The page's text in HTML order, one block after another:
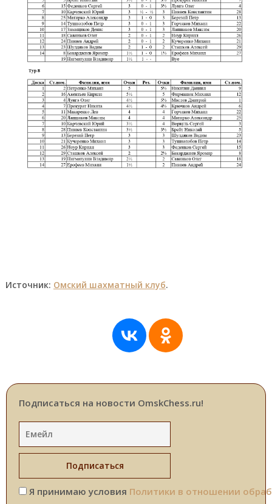
Источник: Омский шахматный клуб.
Подписаться на новости OmskChess.ru!
Я принимаю условия Политики в отношении